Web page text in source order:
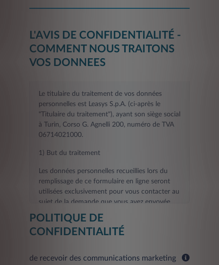
L'AVIS DE CONFIDENTIALITÉ -
COMMENT NOUS TRAITONS
VOS DONNEES
Le titulaire du traitement de vos données
personnelles est Leasys S.p.A. (ci-après le
"Titulaire du traitement"), ayant son siège social
à Turin, Corso G. Agnelli 200, numéro de TVA
06714021000.
1) But du traitement
Les données personnelles recueillies lors du
remplissage de ce formulaire en ligne seront
utilisées exclusivement pour vous contacter au
sujet de la demande que vous avez envoyée.
La fourniture des données demandées aux fins
visées au présent point est nécessaire pour le
activités de contact et d'informations
POLITIQUE DE
CONFIDENTIALITÉ
de recevoir des communications marketing